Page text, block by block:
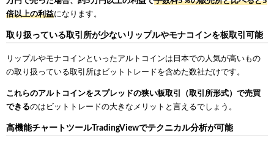
倍以上の利益になります。
取り扱っている取引所が少ないリップルやモナコインを板取引可能
リップルやモナコインといったアルトコインは日本での人気が高いもの
の取り扱っている取引所はビットトレードを含めた数社だけです。
これらのアルトコインをスプレッドの狭い板取引（取引所形式）で売買
できるのはビットトレードの大きなメリットと言えるでしょう。
高機能チャートツールTradingViewでテクニカル分析が可能